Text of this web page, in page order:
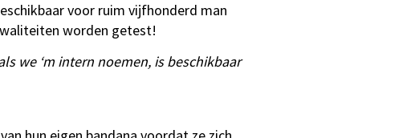
voor ruim vijfhonderd man
worden getest!
we ‘m intern noemen, is beschikbaar